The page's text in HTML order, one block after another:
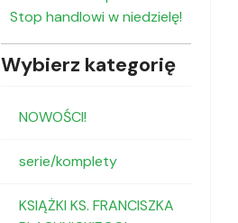
Stop handlowi w niedzielę!
Wybierz kategorię
NOWOŚCI!
serie/komplety
KSIĄŻKI KS. FRANCISZKA